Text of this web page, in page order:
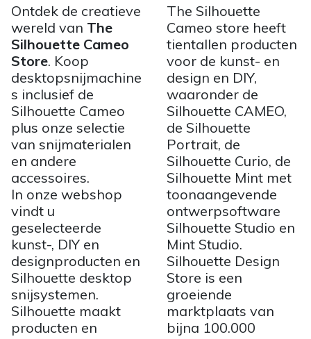
Ontdek de creatieve
wereld van The
Silhouette Cameo
Store. Koop
desktopsnijmachine
s inclusief de
Silhouette Cameo
plus onze selectie
van snijmaterialen
en andere
accessoires.
In onze webshop
vindt u
geselecteerde
kunst-, DIY en
designproducten en
Silhouette desktop
snijsystemen.
Silhouette maakt
producten en
The Silhouette
Cameo store heeft
tientallen producten
voor de kunst- en
design en DIY,
waaronder de
Silhouette CAMEO,
de Silhouette
Portrait, de
Silhouette Curio, de
Silhouette Mint met
toonaangevende
ontwerpsoftware
Silhouette Studio en
Mint Studio.
Silhouette Design
Store is een
groeiende
marktplaats van
bijna 100.000